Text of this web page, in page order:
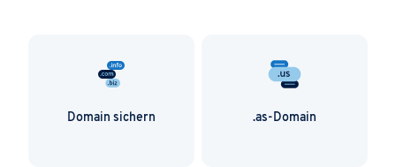
Domain sichern .as-Domain